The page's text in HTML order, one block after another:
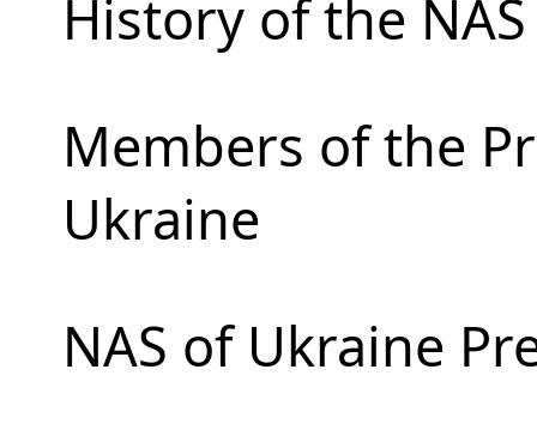
History of the
Members of the
Ukraine
NAS of Ukraine